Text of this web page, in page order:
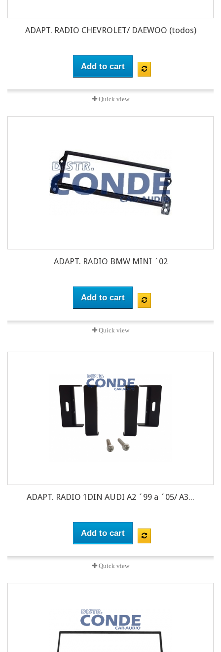
ADAPT. RADIO CHEVROLET/ DAEWOO (todos)
Add to cart
Quick view
ADAPT. RADIO BMW MINI ´02
Add to cart
Quick view
ADAPT. RADIO 1DIN AUDI A2 ´99 a ´05/ A3...
Add to cart
Quick view